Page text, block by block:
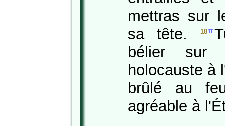
mettras sur
sa tête.
18π
bélier sur
holocauste à
brûlé au
agréable à